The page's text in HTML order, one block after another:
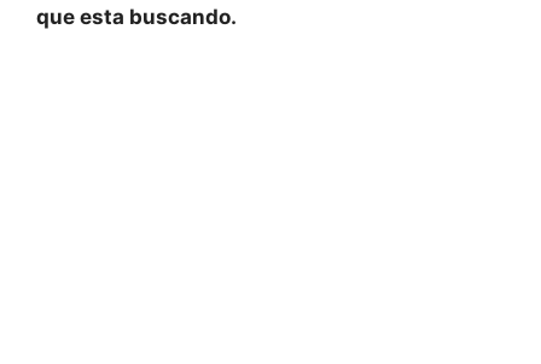
que esta buscando.